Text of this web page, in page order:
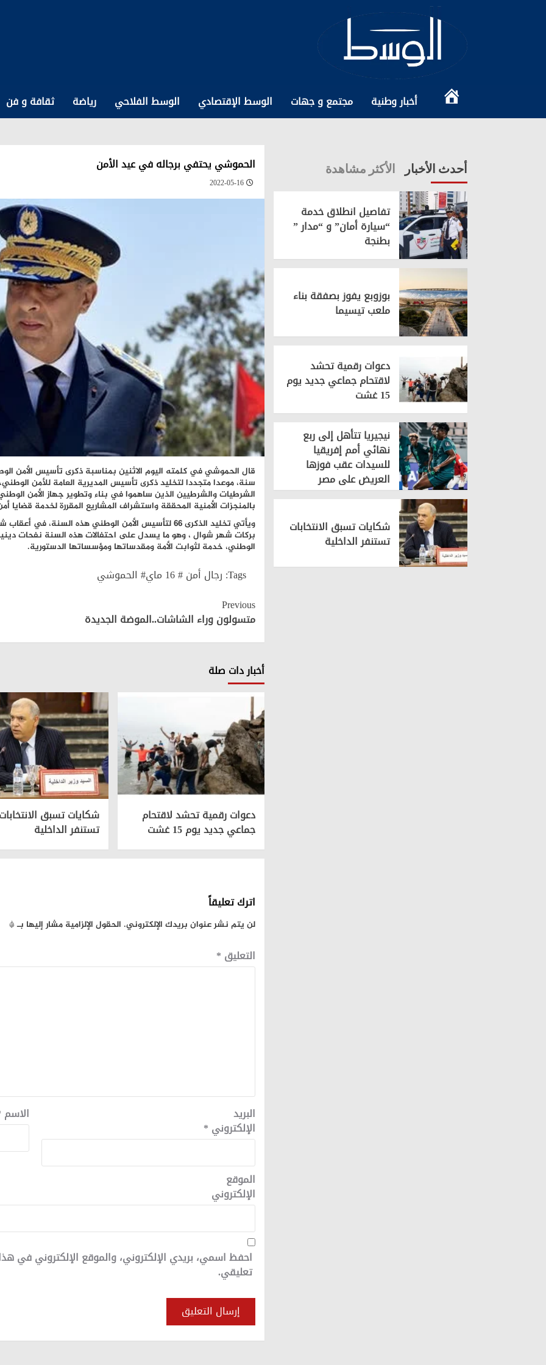
الرئيسية
أخبار وطنية مجتمع و جهات الوسط الإقتصادي الوسط الفلاحي رياضة ثقافة و فن
الحموشي يحتفي برجاله في عيد الأمن
2022-05-16
قال الحموشي في كلمته اليوم الاثنين بمناسبة ذكرى تأسيس
سنة، موعدا متجددا لتخليد ذكرى تأسيس المديرية العامة للأمن
الشرطيات والشرطيين الذين ساهموا في بناء وتطوير جهاز الأمن
بالمنجزات الأمنية المحققة واستشراف المشاريع المقررة لخدمة قضايا
ويأتي تخليد الذكرى 66 لتأسيس الأمن الوطني هذه
بركات شهر شوال ، وهو ما يسدل على احتفالات هذه السنة نفحات
الوطني، خدمة لثوابت الأمة ومقدساتها ومؤسساتها الدستورية.
Tags: رجال أمن # 16 ماي# الحموشي
Continue
Reading
Previous
متسولون وراء الشاشات..الموضة الجديدة
أخبار دات صلة
دعوات رقمية تحشد لاقتحام
جماعي جديد يوم 15 غشت
شكايات تسبق الانتخابات
تستنفر الداخلية
اترك تعليقاً
لن يتم نشر عنوان بريدك الإلكتروني. الحقول الإلزامية مشار إليها بـ*
التعليق *
الاسم البريد
الإلكتروني *
الموقع
الإلكتروني
احفظ اسمي، بريدي الإلكتروني، والموقع الإلكتروني في
تعليقي.
أحدث الأخبار الأكثر مشاهدة
تفاصيل انطلاق خدمة
“سيارة أمان” و “مدار ”
بطنجة
بوزوبع يفوز بصفقة بناء
ملعب تيسيما
دعوات رقمية تحشد
لاقتحام جماعي جديد يوم
15 غشت
نيجيريا تتأهل إلى ربع
نهائي أمم إفريقيا
للسيدات عقب فوزها
العريض على مصر
شكايات تسبق الانتخابات
تستنفر الداخلية